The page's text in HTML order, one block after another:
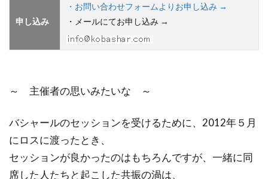
申し込み
・お問い合わせフォームよりお申し込み →
・メールにてお申し込み →
～ 主催者の思いみたいな ～
バシャールのセッションを受けるために、2012年５月
にロスに渡ったとき、
セッションが良かったのはもちろんですが、一緒に同
席した人たちと起こした共振の渦は、